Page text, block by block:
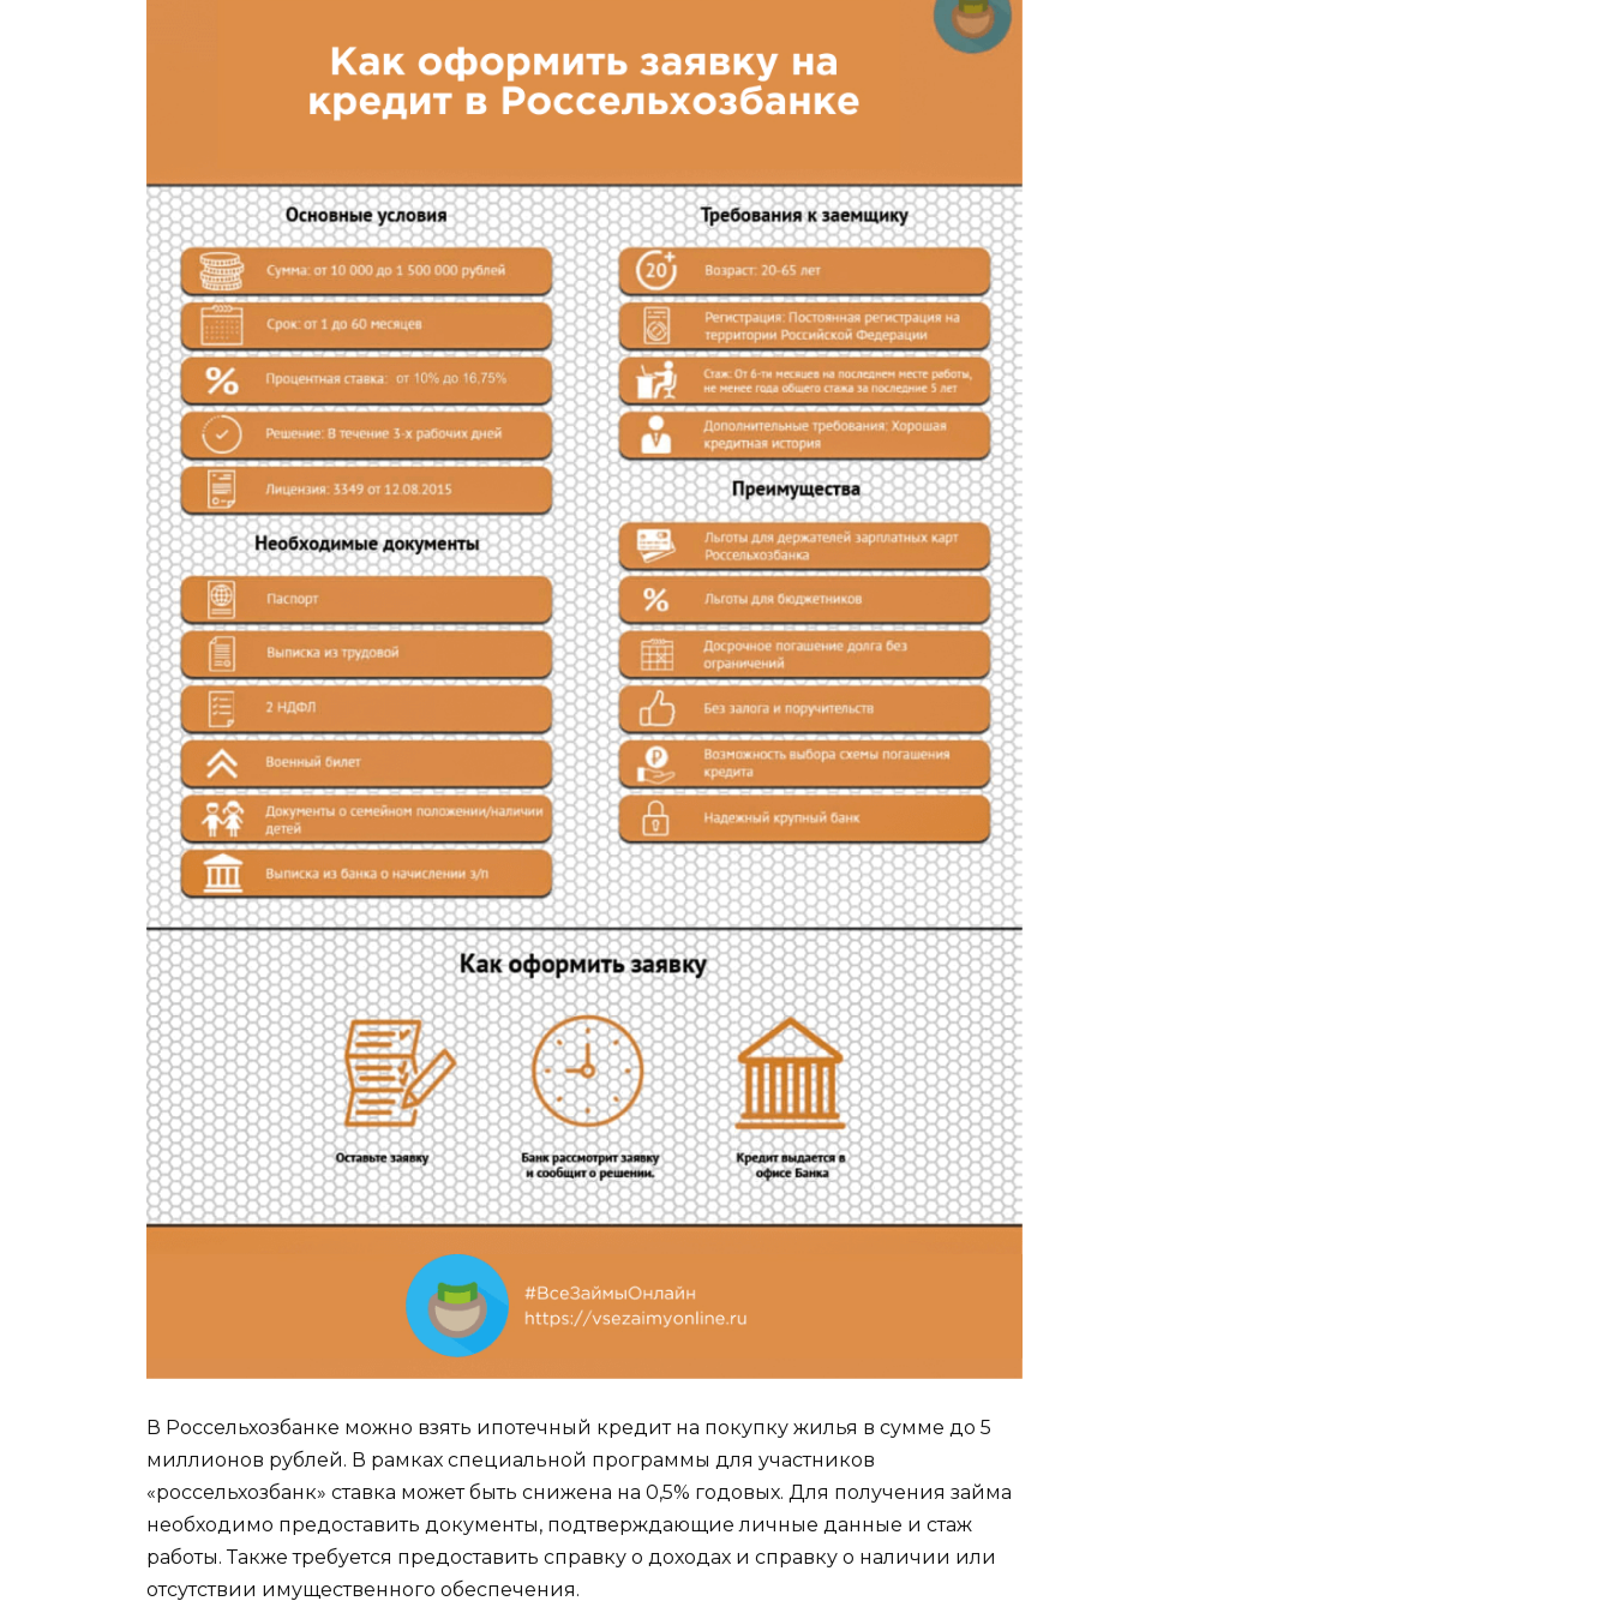
В Россельхозбанке можно взять ипотечный кредит на покупку жилья в сумме до 5
миллионов рублей. В рамках специальной программы для участников
«россельхозбанк» ставка может быть снижена на 0,5% годовых. Для получения займа
необходимо предоставить документы, подтверждающие личные данные и стаж
работы. Также требуется предоставить справку о доходах и справку о наличии или
отсутствии имущественного обеспечения.